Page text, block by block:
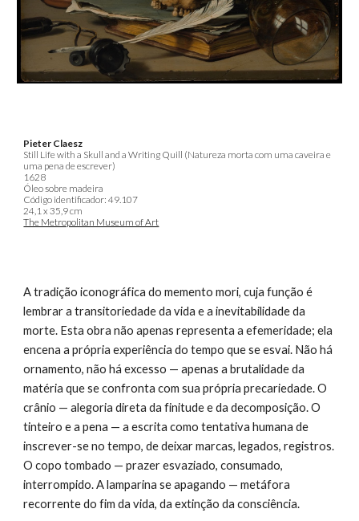
Pieter Claesz
Still Life with a Skull and a Writing Quill (Natureza morta com uma caveira e
uma pena de escrever)
1628
Óleo sobre madeira
Código identificador: 49.107
24,1 x 35,9 cm
The Metropolitan Museum of Art
A tradição iconográfica do memento mori, cuja função é
lembrar a transitoriedade da vida e a inevitabilidade da
morte. Esta obra não apenas representa a efemeridade; ela
encena a própria experiência do tempo que se esvai. Não há
ornamento, não há excesso — apenas a brutalidade da
matéria que se confronta com sua própria precariedade. O
crânio — alegoria direta da finitude e da decomposição. O
tinteiro e a pena — a escrita como tentativa humana de
inscrever-se no tempo, de deixar marcas, legados, registros.
O copo tombado — prazer esvaziado, consumado,
interrompido. A lamparina se apagando — metáfora
recorrente do fim da vida, da extinção da consciência.